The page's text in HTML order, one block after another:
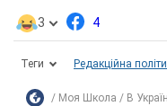
3 4
Теги Редакційна
Моя Школа В